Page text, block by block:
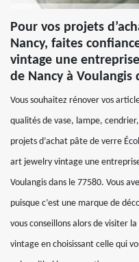
Pour vos projets
Nancy, faites
vintage une
de Nancy à Voulangis
Vous souhaitez rénover vos
qualités de vase, lampe,
projets d’achat pâte de verre
art jewelry vintage une
Voulangis dans le 77580. Vous
puisque c’est une marque de
vous conseillons alors de visiter
vintage en choisissant celle qui